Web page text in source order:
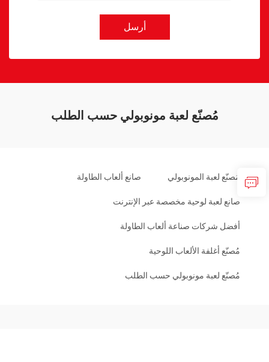
أرسل
مُصنّع لعبة مونوبولي حسب الطلب
مُصنّع لعبة المونوبولي صانع ألعاب الطاولة
صانع لعبة لوحية مخصصة عبر الإنترنت
أفضل شركات صناعة ألعاب الطاولة
مُصنّع أغلفة الألعاب اللوحية
مُصنّع لعبة مونوبولي حسب الطلب